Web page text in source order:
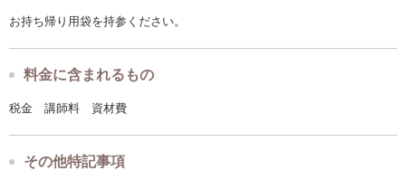
お持ち帰り用袋を持参ください。
料金に含まれるもの
税金 講師料 資材費
その他特記事項